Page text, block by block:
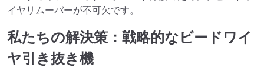
イヤリムーバーが不可欠です。
私たちの解決策：戦略的なビードワイ
ヤ引き抜き機